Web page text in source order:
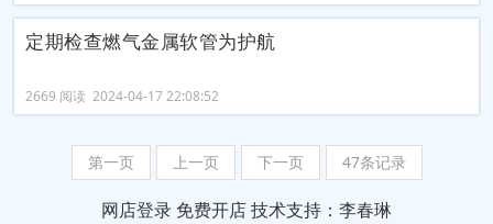
定期检查燃气金属软管为护航
2669 阅读 2024-04-17 22:08:52
第一页 上一页 下一页 47条记录
网店登录 免费开店技术支持：李春琳